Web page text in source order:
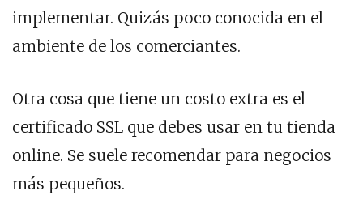
implementar. Quizás poco conocida en el
ambiente de los comerciantes.
Otra cosa que tiene un costo extra es el
certificado SSL que debes usar en tu tienda
online. Se suele recomendar para negocios
más pequeños.